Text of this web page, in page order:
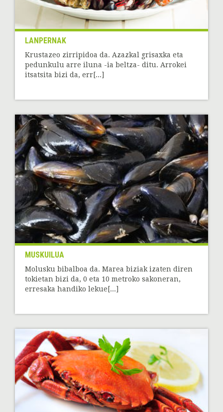
LANPERNAK
Krustazeo zirripidoa da. Azazkal grisaxka eta
pedunkulu arre iluna -ia beltza- ditu. Arrokei
itsatsita bizi da, err[...]
MUSKUILUA
Molusku bibalboa da. Marea biziak izaten diren
tokietan bizi da, 0 eta 10 metroko sakoneran,
erresaka handiko lekue[...]